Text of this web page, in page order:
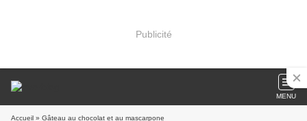
Publicité
MENU
Accueil » Gâteau au chocolat et au mascarpone